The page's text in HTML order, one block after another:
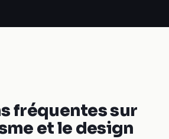
fréquentes sur
et le design